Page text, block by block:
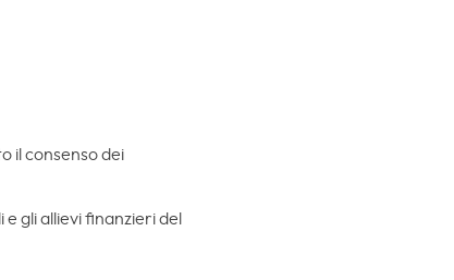
il consenso dei
gli allievi finanzieri del